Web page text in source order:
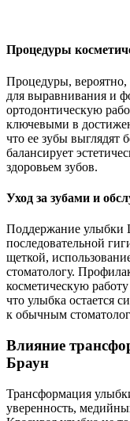
Процедуры
Процедуры,
для выравнивания и
ортодонтическую
ключевыми в
что ее зубы выглядят
балансирует
здоровьем зубов.
Уход за зубами и
Поддержание улыбки
последовательной
щеткой,
стоматологу.
косметическую
что улыбка остается
к обычным
Влияние
Браун
Трансформация
уверенность,